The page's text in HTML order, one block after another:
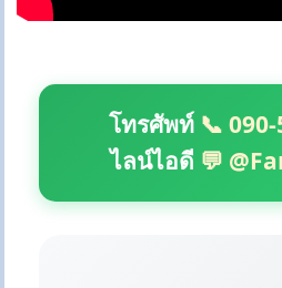
โทรศัพท์ 📞
ไลน์ไอดี 💬